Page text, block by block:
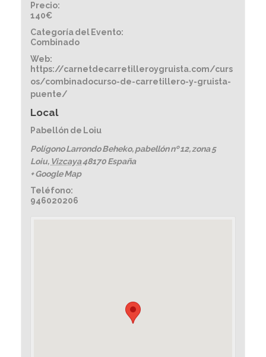
Precio:
140€
Categoría del Evento:
Combinado
Web:
https://carnetdecarretilleroygruista.com/curs
os/combinadocurso-de-carretillero-y-gruista-
puente/
Local
Pabellón de Loiu
Polígono Larrondo Beheko, pabellón nº 12, zona 5
Loiu, Vizcaya48170España
+ Google Map
Teléfono:
946020206